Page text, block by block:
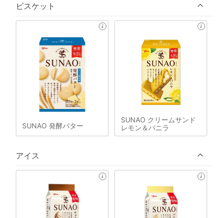
ビスケット
SUNAO 発酵バター
SUNAO クリームサンド
レモン＆バニラ
アイス